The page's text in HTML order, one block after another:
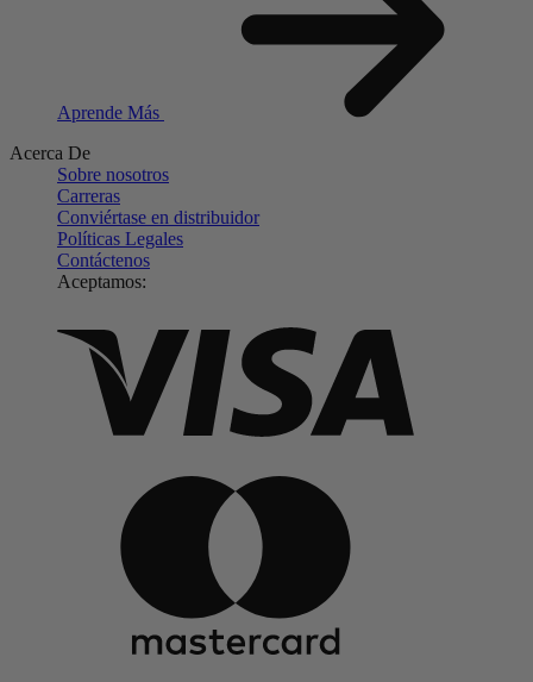
Aprende Más
Acerca De
Sobre nosotros
Carreras
Conviértase en distribuidor
Políticas Legales
Contáctenos
Aceptamos: